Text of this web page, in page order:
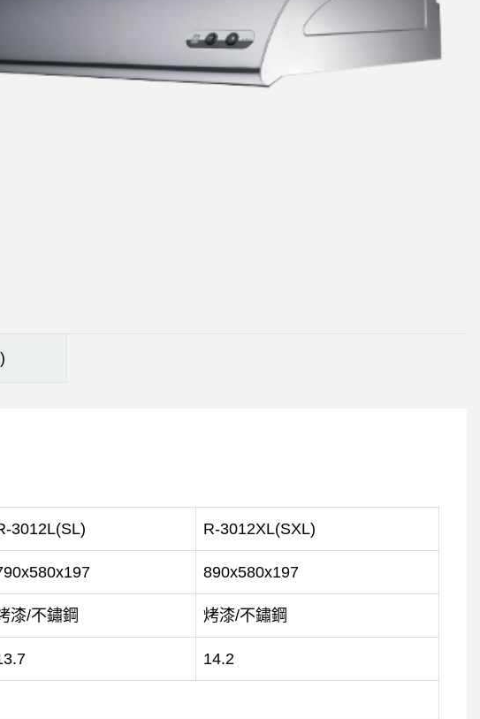
3012L(SL) R-3012XL(SXL)
890x580x197
漆/不鏽鋼 烤漆/不鏽鋼
14.2